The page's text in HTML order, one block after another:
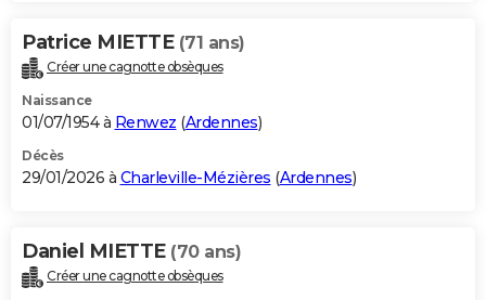
Patrice MIETTE (71 ans)
Créer une cagnotte obsèques
Naissance
01/07/1954 à Renwez (Ardennes)
Décès
29/01/2026 à Charleville-Mézières (Ardennes)
Daniel MIETTE (70 ans)
Créer une cagnotte obsèques